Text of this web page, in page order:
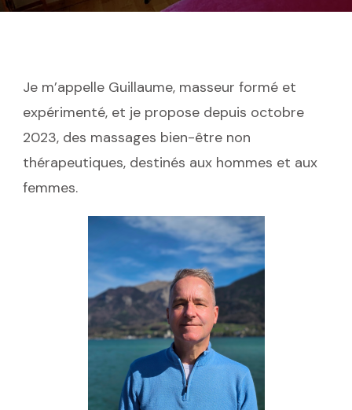
Je m’appelle Guillaume, masseur formé et
expérimenté, et je propose depuis octobre
2023, des massages bien-être non
thérapeutiques, destinés aux hommes et aux
femmes.